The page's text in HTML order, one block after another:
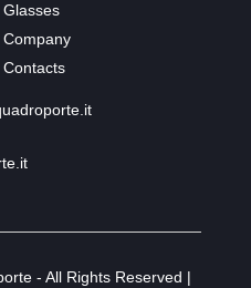
Glasses
Company
Contacts
- All Rights Reserved |